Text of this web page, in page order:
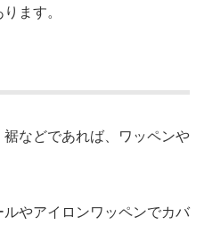
ます。
などであれば、ワッペンや
やアイロンワッペンでカバ